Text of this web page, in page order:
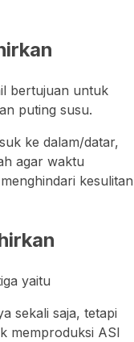
bertujuan untuk
puting susu.
ke dalam/datar,
agar waktu
kesulitan
yaitu
sekali saja, tetapi
memproduksi ASI